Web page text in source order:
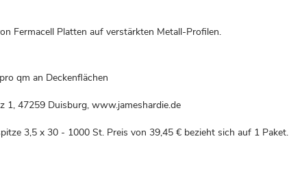
Fermacell Platten auf verstärkten Metall-Profilen.
qm an Deckenflächen
1, 47259 Duisburg, www.jameshardie.de
3,5 x 30 - 1000 St. Preis von 39,45 € bezieht sich auf 1 Paket.